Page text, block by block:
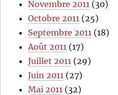
Novembre 2011 (30)
Octobre 2011 (25)
Septembre 2011 (18)
Août 2011 (17)
Juillet 2011 (29)
Juin 2011 (27)
Mai 2011 (32)